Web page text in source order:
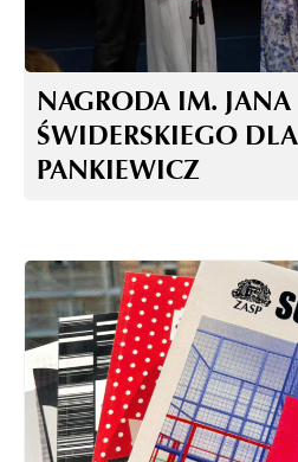
NAGRODA IM. JANA
ŚWIDERSKIEGO
PANKIEWICZ